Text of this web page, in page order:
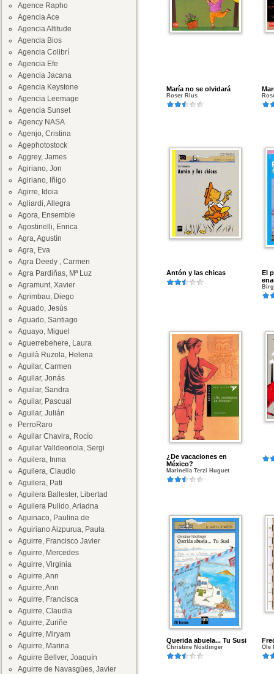
Agence Rapho
Agencia Ace
Agencia Altitude
Agencia Bios
Agencia Colibrí
Agencia Efe
Agencia Jacana
Agencia Keystone
Agencia Leemage
Agencia Sunset
Agency NASA
Agenjo, Cristina
Agephotostock
Aggrey, James
Agiriano, Jon
Agiriano, Iñigo
Agirre, Idoia
Agliardi, Allegra
Agora, Ensemble
Agostinelli, Enrica
Agra, Agustín
Agra, Eva
Agra Deedy , Carmen
Agra Pardiñas, Mª Luz
Agramunt, Xavier
Agrimbau, Diego
Aguado, Jesús
Aguado, Santiago
Aguayo, Miguel
Aguerrebehere, Laura
Aguilà Ruzola, Helena
Aguilar, Carmen
Aguilar, Jonás
Aguilar, Sandra
Aguilar, Pascual
Aguilar, Julián
PerroRaro
Aguilar Chavira, Rocío
Aguilar Valldeoriola, Sergi
Aguilera, Inma
Aguilera, Claudio
Aguilera, Pati
Aguilera Ballester, Libertad
Aguilera Pulido, Ariadna
Aguinaco, Paulina de
Aguiriano Aizpurua, Paula
Aguirre, Francisco Javier
Aguirre, Mercedes
Aguirre, Virginia
Aguirre, Ann
Aguirre, Ann
Aguirre, Francisca
Aguirre, Claudia
Aguirre, Zuriñe
Aguirre, Miryam
Aguirre, Marina
Aguirre Bellver, Joaquín
Aguirre de Navasgües, Javier
María no se olvidará
Roser Rius
Antón y las chicas
El
¿De vacaciones en
México?
Marinella Terzi Huguet
Querida abuela... Tu Susi
Christine Nöstlinger Ole